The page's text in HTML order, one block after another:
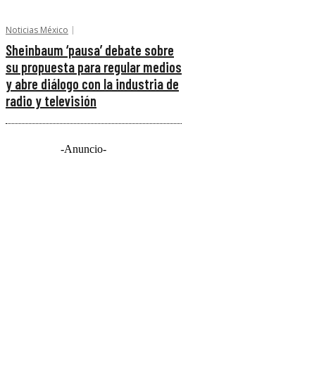
Noticias México
Sheinbaum ‘pausa’ debate sobre
su propuesta para regular medios
y abre diálogo con la industria de
radio y televisión
-Anuncio-